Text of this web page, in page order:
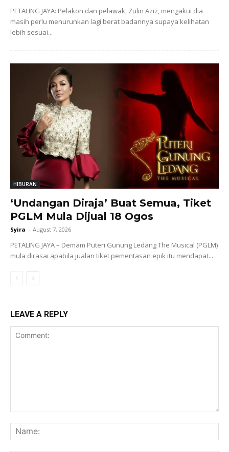
PETALING JAYA: Pelakon dan pelawak, Zulin Aziz, mengakui dia
masih perlu menurunkan lagi berat badannya supaya kelihatan
lebih sesuai...
HIBURAN
‘Undangan Diraja’ Buat Semua, Tiket
PGLM Mula Dijual 18 Ogos
Syira - August 7, 2026
PETALING JAYA – Demam Puteri Gunung Ledang The Musical (PGLM)
mula dirasai apabila jualan tiket pementasan epik itu mendapat...
LEAVE A REPLY